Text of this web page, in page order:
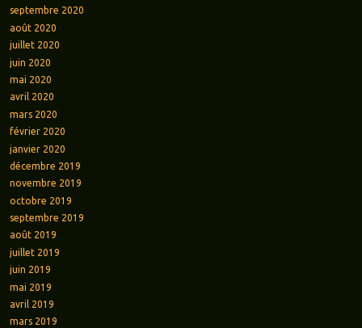
septembre 2020
août 2020
juillet 2020
juin 2020
mai 2020
avril 2020
mars 2020
février 2020
janvier 2020
décembre 2019
novembre 2019
octobre 2019
septembre 2019
août 2019
juillet 2019
juin 2019
mai 2019
avril 2019
mars 2019